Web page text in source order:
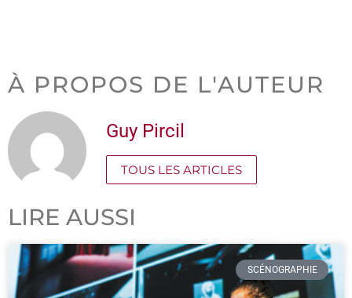
À PROPOS DE L'AUTEUR
Guy Pircil
TOUS LES ARTICLES
LIRE AUSSI
SCÉNOGRAPHIE